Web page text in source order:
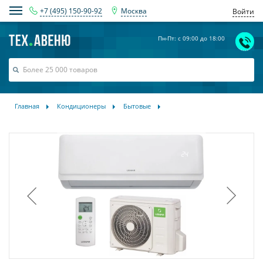
+7 (495) 150-90-92 Москва Войти
Пн-Пт: с 09:00 до 18:00
Главная Кондиционеры Бытовые